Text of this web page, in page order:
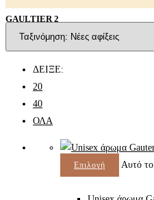
GAULTIER 2
ΔΕΙΞΕ:
20
40
ΟΛΑ
Επιλογή Αυτό το